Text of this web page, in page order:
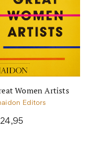
Women Artists
Editors